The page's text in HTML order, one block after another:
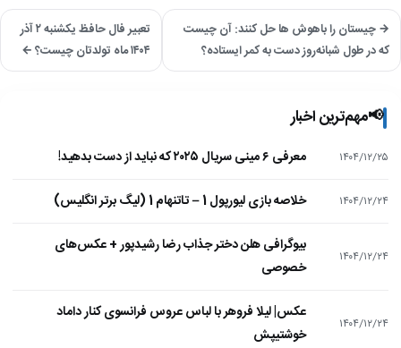
→ چیستان را باهوش ها حل کنند: آن چیست
که در طول شبانه‌روز دست به کمر ایستاده؟
تعبیر فال حافظ یکشنبه ۲ آذر
۱۴۰۴ ماه تولدتان چیست؟ ←
📢مهم‌ترین اخبار
۱۴۰۴/۱۲/۲۵ معرفی ۶ مینی سریال ۲۰۲۵ که نباید از دست بدهید!
۱۴۰۴/۱۲/۲۴ خلاصه بازی لیورپول 1 – تاتنهام 1 (لیگ برتر انگلیس)
۱۴۰۴/۱۲/۲۴
بیوگرافی هلن دختر جذاب رضا رشیدپور + عکس‌های
خصوصی
۱۴۰۴/۱۲/۲۴
عکس| لیلا فروهر با لباس عروس فرانسوی کنار داماد
خوشتیپش